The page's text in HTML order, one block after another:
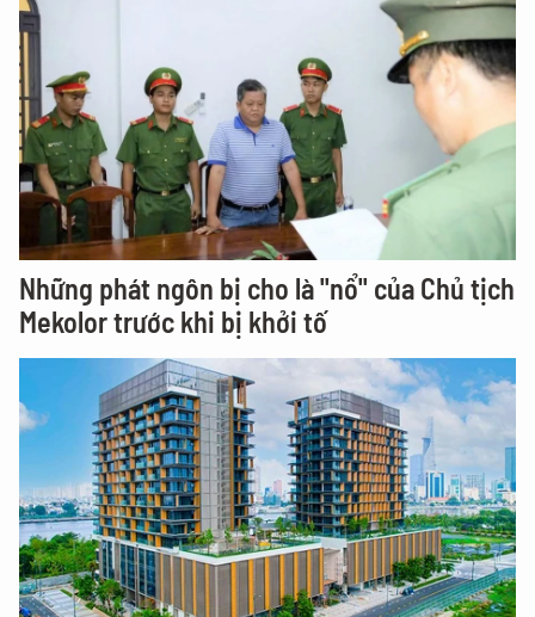
Những phát ngôn bị cho là "nổ" của Chủ tịch
Mekolor trước khi bị khởi tố